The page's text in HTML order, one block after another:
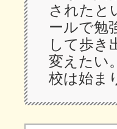
されたと
ールで勉
して歩き
変えたい
校は始ま